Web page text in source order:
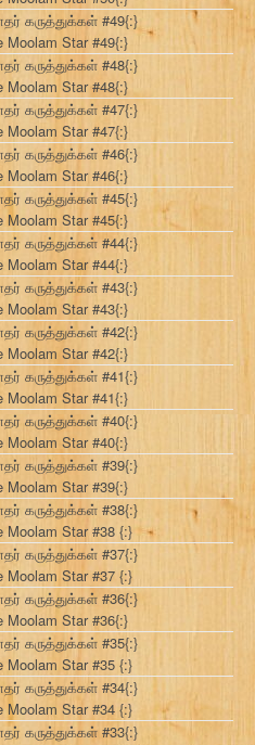
கருத்துக்கள் #49{:}
Moolam Star #49{:}
கருத்துக்கள் #48{:}
Moolam Star #48{:}
கருத்துக்கள் #47{:}
Moolam Star #47{:}
கருத்துக்கள் #46{:}
Moolam Star #46{:}
கருத்துக்கள் #45{:}
Moolam Star #45{:}
கருத்துக்கள் #44{:}
Moolam Star #44{:}
கருத்துக்கள் #43{:}
Moolam Star #43{:}
கருத்துக்கள் #42{:}
Moolam Star #42{:}
கருத்துக்கள் #41{:}
Moolam Star #41{:}
கருத்துக்கள் #40{:}
Moolam Star #40{:}
கருத்துக்கள் #39{:}
Moolam Star #39{:}
கருத்துக்கள் #38{:}
Moolam Star #38 {:}
கருத்துக்கள் #37{:}
Moolam Star #37 {:}
கருத்துக்கள் #36{:}
Moolam Star #36{:}
கருத்துக்கள் #35{:}
Moolam Star #35 {:}
கருத்துக்கள் #34{:}
Moolam Star #34 {:}
கருத்துக்கள் #33{:}